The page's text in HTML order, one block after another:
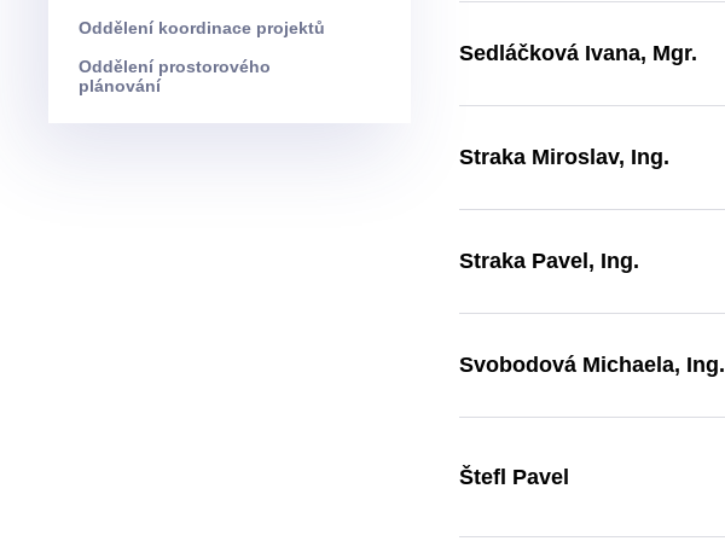
Oddělení koordinace projektů
Oddělení prostorového
plánování
Sedláčková Ivana, Mgr.
Straka Miroslav, Ing.
Straka Pavel, Ing.
Svobodová Michaela, Ing.
Štefl Pavel